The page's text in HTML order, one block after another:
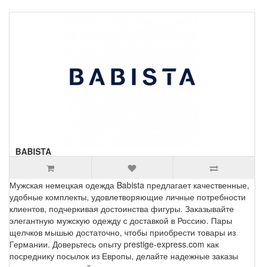
BABISTA
Мужская немецкая одежда Babista предлагает качественные,
удобные комплекты, удовлетворяющие личные потребности
клиентов, подчеркивая достоинства фигуры. Заказывайте
элегантную мужскую одежду с доставкой в Россию. Пары
щелчков мышью достаточно, чтобы приобрести товары из
Германии. Доверьтесь опыту prestige-express.com как
посреднику посылок из Европы, делайте надежные заказы